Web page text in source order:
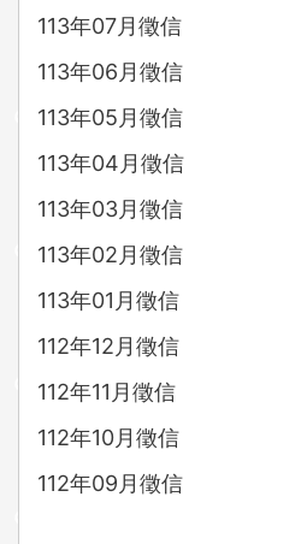
113年07月徵信
113年06月徵信
113年05月徵信
113年04月徵信
113年03月徵信
113年02月徵信
113年01月徵信
112年12月徵信
112年11月徵信
112年10月徵信
112年09月徵信